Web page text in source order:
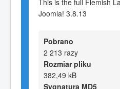
Joomla! 3.8.13
Pobrano
2 213 razy
Rozmiar pliku
382,49 kB
Sygnatura MD5